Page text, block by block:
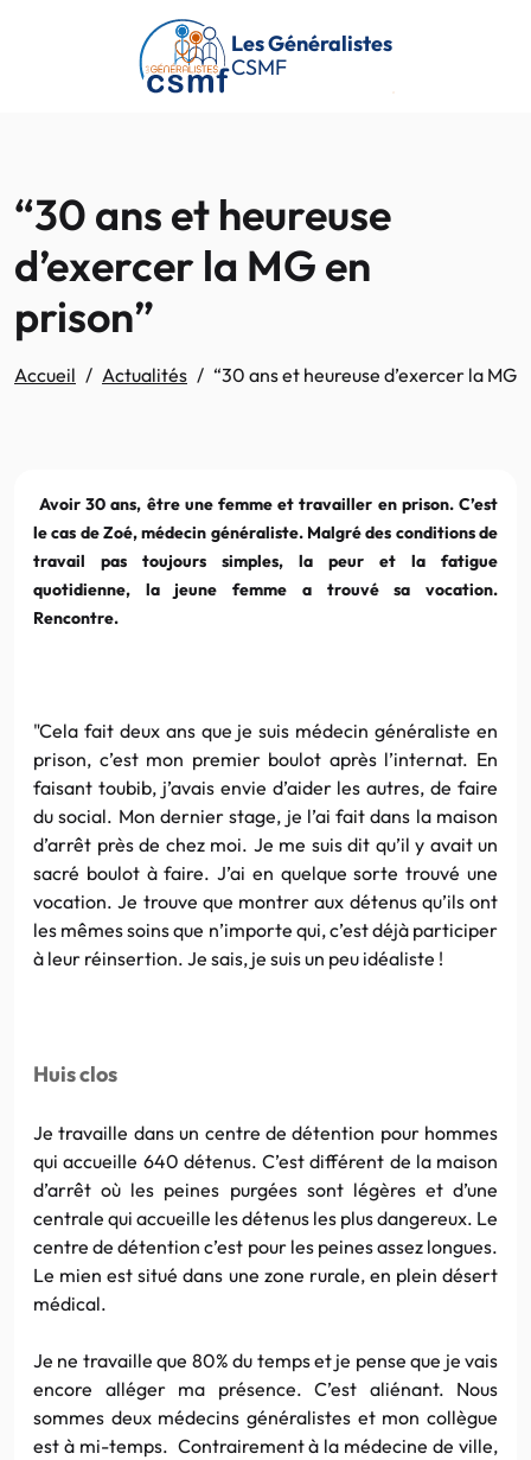
Passer au contenu principal
Les Généralistes
CSMF
“30 ans et heureuse
d’exercer la MG en
prison”
Accueil Actualités “30 ans et heureuse d’exercer la MG
Avoir 30 ans, être une femme et travailler en prison. C’est
le cas de Zoé, médecin généraliste. Malgré des conditions de
travail pas toujours simples, la peur et la fatigue
quotidienne, la jeune femme a trouvé sa vocation.
Rencontre.
"Cela fait deux ans que je suis médecin généraliste en
prison, c’est mon premier boulot après l’internat. En
faisant toubib, j’avais envie d’aider les autres, de faire
du social. Mon dernier stage, je l’ai fait dans la maison
d’arrêt près de chez moi. Je me suis dit qu’il y avait un
sacré boulot à faire. J’ai en quelque sorte trouvé une
vocation. Je trouve que montrer aux détenus qu’ils ont
les mêmes soins que n’importe qui, c’est déjà participer
à leur réinsertion. Je sais, je suis un peu idéaliste !
Huis clos
Je travaille dans un centre de détention pour hommes
qui accueille 640 détenus. C’est différent de la maison
d’arrêt où les peines purgées sont légères et d’une
centrale qui accueille les détenus les plus dangereux. Le
centre de détention c’est pour les peines assez longues.
Le mien est situé dans une zone rurale, en plein désert
médical.
Je ne travaille que 80% du temps et je pense que je vais
encore alléger ma présence. C’est aliénant. Nous
sommes deux médecins généralistes et mon collègue
est à mi-temps. Contrairement à la médecine de ville,